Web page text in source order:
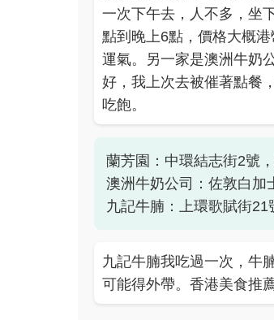
一次下午去，人不多，坐
點到晚上6點，價格大概
運氣。另一家是澳洲牛奶
好，我上次去被催著點餐
吃飽。
蘭芳園：中環結志街2號
澳洲牛奶公司：佐敦白加
九記牛腩：上環歌賦街
九記牛腩我吃過一次，牛
可能得外帶。香港美食推